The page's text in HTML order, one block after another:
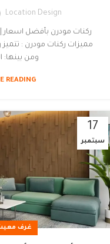
Location Design
مميزات ركنات مودرن : تتميز
ومن بينها:
READING
17
سبتمبر
غرف